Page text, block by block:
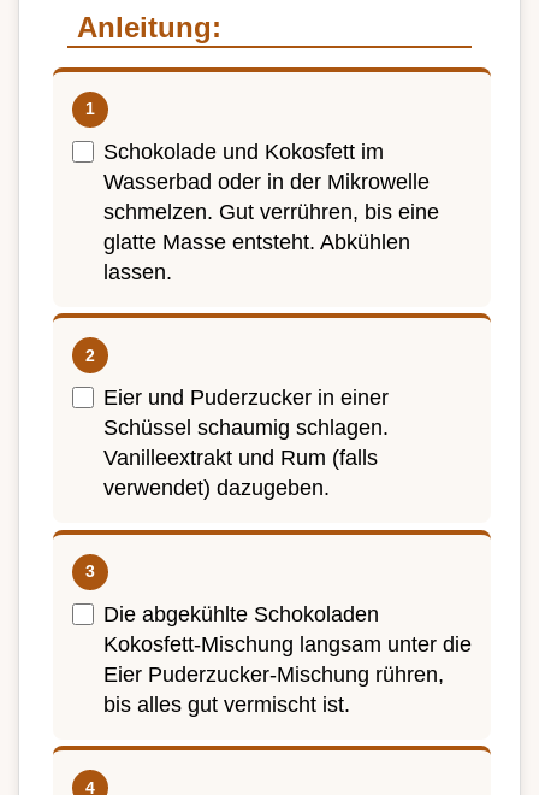
Anleitung:
Schokolade und Kokosfett im
Wasserbad oder in der Mikrowelle
schmelzen. Gut verrühren, bis eine
glatte Masse entsteht. Abkühlen
lassen.
Eier und Puderzucker in einer
Schüssel schaumig schlagen.
Vanilleextrakt und Rum (falls
verwendet) dazugeben.
Die abgekühlte Schokoladen
Kokosfett-Mischung langsam unter die
Eier Puderzucker-Mischung rühren,
bis alles gut vermischt ist.